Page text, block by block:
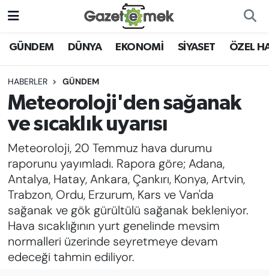
GÜNDEM DÜNYA EKONOMİ SİYASET ÖZEL
HABERLER GÜNDEM
Meteoroloji'den sağanak
ve sıcaklık uyarısı
Meteoroloji, 20 Temmuz hava durumu
raporunu yayımladı. Rapora göre; Adana,
Antalya, Hatay, Ankara, Çankırı, Konya, Artvin,
Trabzon, Ordu, Erzurum, Kars ve Van'da
sağanak ve gök gürültülü sağanak bekleniyor.
Hava sıcaklığının yurt genelinde mevsim
normalleri üzerinde seyretmeye devam
edeceği tahmin ediliyor.
DÜNYA
EKONOMİ
EMEK HABERLERİ
YENİ MEDYADA EMEK
GAZETECİLİĞİNİ GELİŞTİRMEK
FAYDALI BİLGİLER
GÜNDEM
EĞİTİM
Nöbetçi Eczaneler
Hava Durumu
İstanbul Namaz Vakitleri
Süper Lig Puan Durumu ve Fikstür
Tüm Manşetler
Son Dakika Haberleri
Haber Arşivi